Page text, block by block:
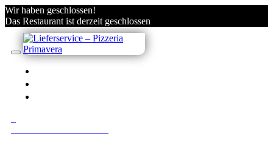
Wir haben geschlossen!
Das Restaurant ist derzeit geschlossen